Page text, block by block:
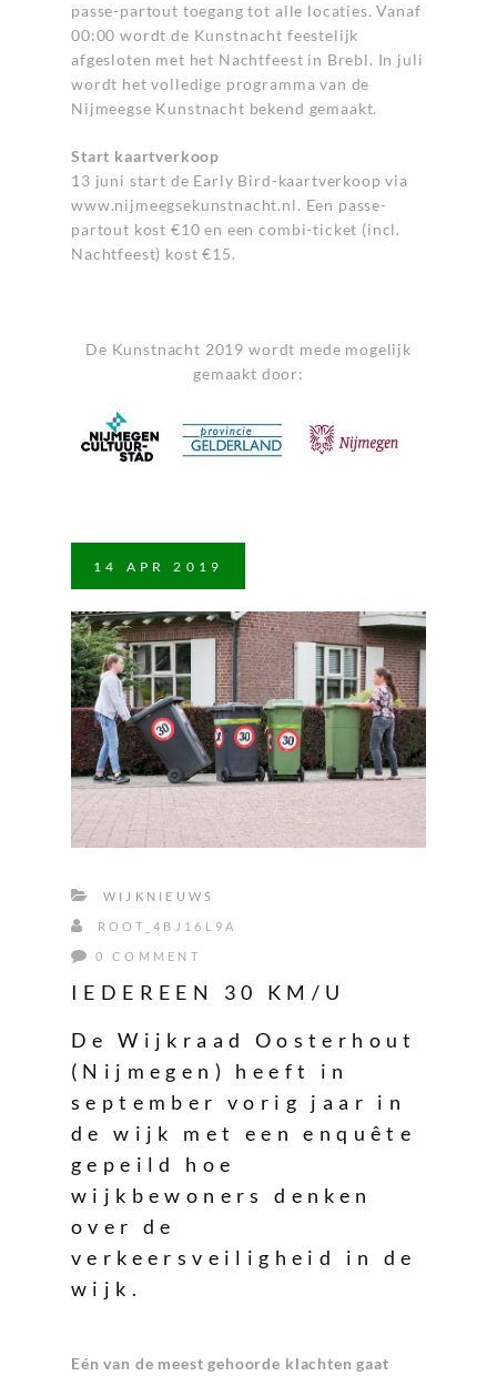
passe-partout toegang tot alle locaties. Vanaf
00:00 wordt de Kunstnacht feestelijk
afgesloten met het Nachtfeest in Brebl. In juli
wordt het volledige programma van de
Nijmeegse Kunstnacht bekend gemaakt.
Start kaartverkoop
13 juni start de Early Bird-kaartverkoop via
www.nijmeegsekunstnacht.nl. Een passe-
partout kost €10 en een combi-ticket (incl.
Nachtfeest) kost €15.
De Kunstnacht 2019 wordt mede mogelijk
gemaakt door:
14 APR 2019
WIJKNIEUWS
ROOT_4BJ16L9A
0 COMMENT
IEDEREEN 30 KM/U
De Wijkraad Oosterhout
(Nijmegen) heeft in
september vorig jaar in
de wijk met een enquête
gepeild hoe
wijkbewoners denken
over de
verkeersveiligheid in de
wijk.
Eén van de meest gehoorde klachten gaat